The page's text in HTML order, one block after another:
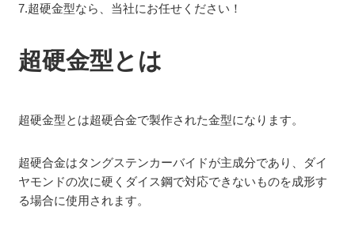
7.超硬金型なら、当社にお任せください！
超硬金型とは
超硬金型とは超硬合金で製作された金型になります。
超硬合金はタングステンカーバイドが主成分であり、ダイ
ヤモンドの次に硬くダイス鋼で対応できないものを成形す
る場合に使用されます。